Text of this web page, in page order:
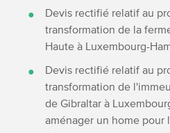
Devis rectifié relatif au
transformation de la
Haute à Luxembourg-
Devis rectifié relatif au
transformation de
de Gibraltar à
aménager un home pour